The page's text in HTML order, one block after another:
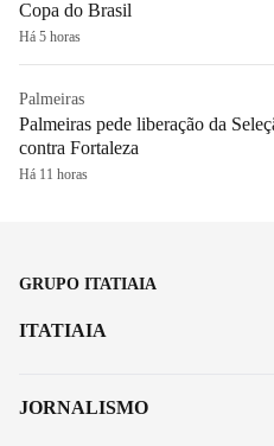
Copa do Brasil
Há 5 horas
Palmeiras
Palmeiras pede liberação da
contra Fortaleza
Há 11 horas
GRUPO ITATIAIA
ITATIAIA
JORNALISMO